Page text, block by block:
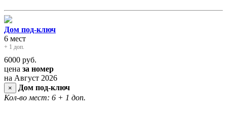
Дом под-ключ
6 мест
+ 1 доп.
6000 руб.
цена за номер
на Август 2026
×
Дом под-ключ
Кол-во мест: 6 + 1 доп.